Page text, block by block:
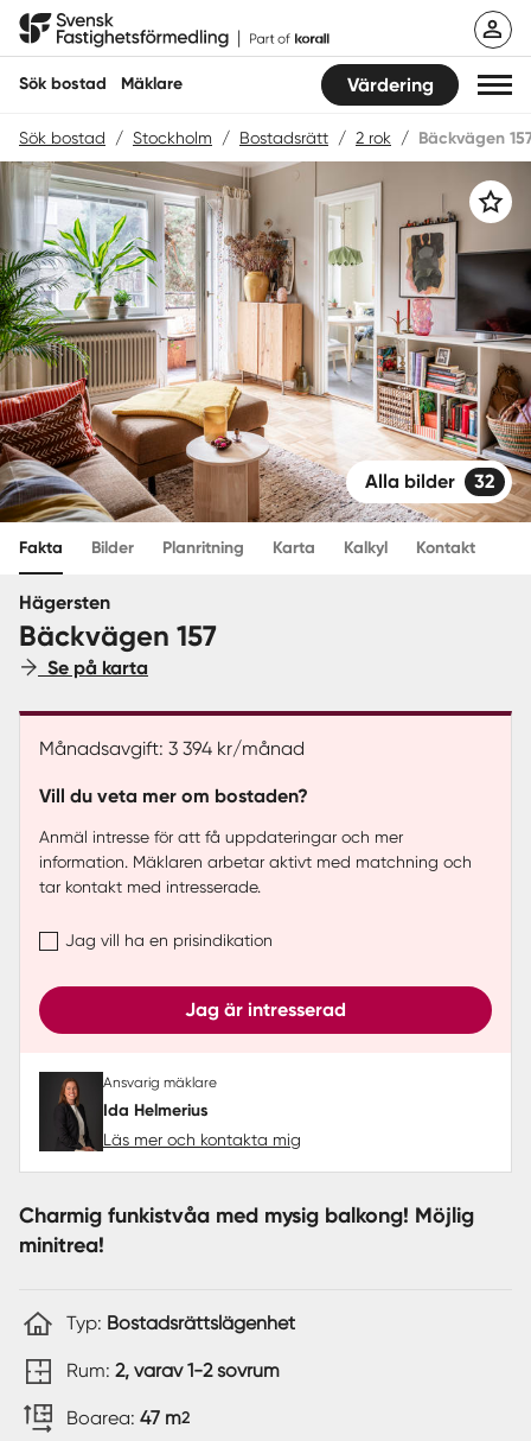
Hoppa
Svensk Fastighetsförmedling
Sök bostad Mäklare Värdering
Sök bostad
Hitta mäklare
Sälja
Köpa
Guider
Start
Logga in
Sverige
Sök bostad / Stockholm / Bostadsrätt / 2 rok / Bäckvägen
Spara
Alla bilder 32
Fakta Bilder Planritning Karta Kalkyl Kontakt
Hägersten
Bäckvägen 157
Se på karta
Månadsavgift: 3 394 kr/månad
Vill du veta mer om bostaden?
Anmäl intresse för att få uppdateringar och mer
information. Mäklaren arbetar aktivt med matchning och
tar kontakt med intresserade.
Jag vill ha en prisindikation
Jag är intresserad
Ansvarig mäklare
Ida Helmerius
Läs mer och kontakta mig
Charmig funkistvåa med mysig balkong! Möjlig
minitrea!
Typ: Bostadsrättslägenhet
Rum: 2, varav 1-2 sovrum
Boarea: 47 m2